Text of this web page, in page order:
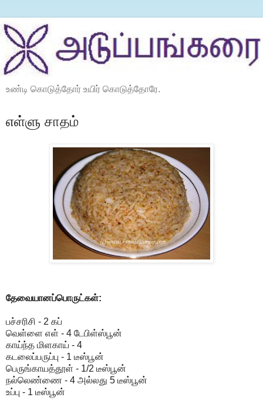
உண்டி கொடுத்தோர் உயிர் கொடுத்தோரே.
எள்ளு சாதம்
தேவையானப்பொருட்கள்:
பச்சரிசி - 2 கப்
வெள்ளை எள் - 4 டேபிள்ஸ்பூன்
காய்ந்த மிளகாய் - 4
கடலைப்பருப்பு - 1 டீஸ்பூன்
பெருங்காயத்தூள் - 1/2 டீஸ்பூன்
நல்லெண்ணை - 4 அல்லது 5 டீஸ்பூன்
உப்பு - 1 டீஸ்பூன்